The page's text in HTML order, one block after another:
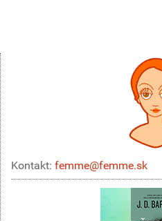
Kontakt: femme@femme.sk